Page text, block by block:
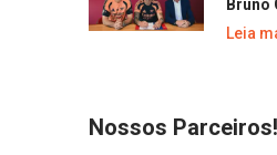
Bruno
Leia
Nossos Parceiros!